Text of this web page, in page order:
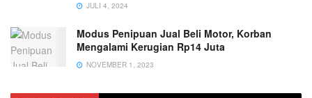
JULI 4, 2024
Modus Penipuan Jual Beli Motor, Korban
Mengalami Kerugian Rp14 Juta
NOVEMBER 1, 2023